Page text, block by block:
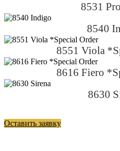
8531
8540
8551 Viola
8616 Fiero
8630
Оставить заявку